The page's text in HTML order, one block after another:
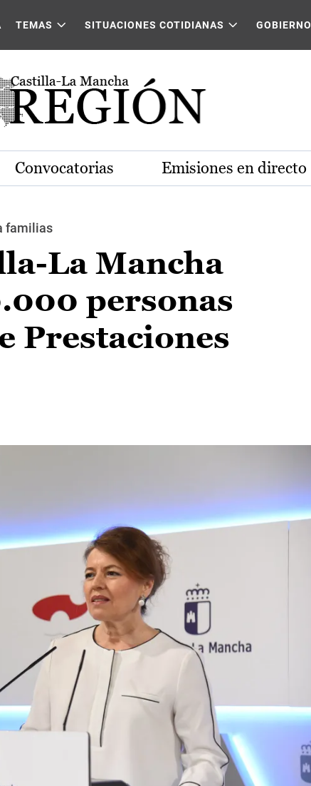
TEMAS SITUACIONES COTIDIANAS GOBIERNO
Convocatorias Emisiones en directo
familias
La Mancha
personas
Prestaciones